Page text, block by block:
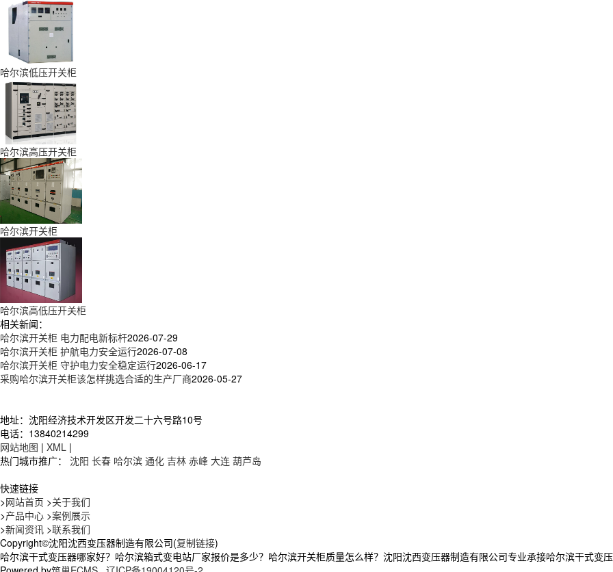
哈尔滨低压开关柜
哈尔滨高压开关柜
哈尔滨开关柜
哈尔滨高低压开关柜
相关新闻：
哈尔滨开关柜 电力配电新标杆2026-07-29
哈尔滨开关柜 护航电力安全运行2026-07-08
哈尔滨开关柜 守护电力安全稳定运行2026-06-17
采购哈尔滨开关柜该怎样挑选合适的生产厂商2026-05-27
地址：沈阳经济技术开发区开发二十六号路10号
电话：13840214299
网站地图 | XML |
热门城市推广： 沈阳 长春 哈尔滨 通化 吉林 赤峰 大连 葫芦岛
快速链接
>网站首页 >关于我们
>产品中心 >案例展示
>新闻资讯 >联系我们
Copyright©沈阳沈西变压器制造有限公司(复制链接)
哈尔滨干式变压器哪家好？哈尔滨箱式变电站厂家报价是多少？哈尔滨开关柜质量怎么样？沈阳沈西变压器制造有限公司专业承接哈尔滨干式